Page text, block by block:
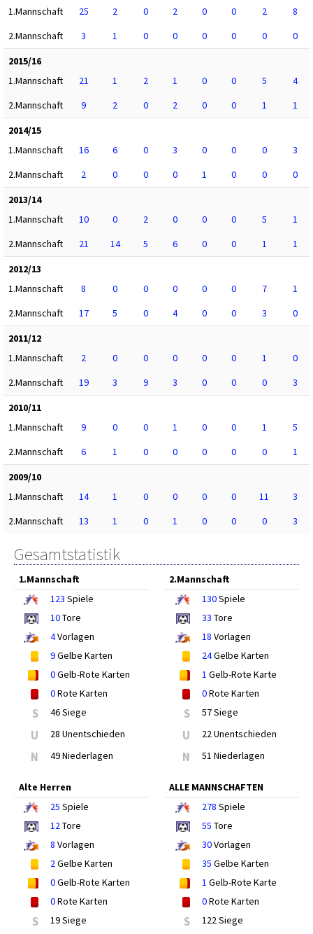
1.Mannschaft
25 2 0 2 0 0 2
8
2.Mannschaft
3 1 0 0 0 0 0
0
2015/16
1.Mannschaft
21 1 2 1 0 0 5
4
2.Mannschaft
9 2 0 2 0 0 1
1
2014/15
1.Mannschaft
16 6 0 3 0 0 0
3
2.Mannschaft
2 0 0 0 1 0 0
0
2013/14
1.Mannschaft
10 0 2 0 0 0 5
1
2.Mannschaft
21 14 5 6 0 0 1
1
2012/13
1.Mannschaft
8 0 0 0 0 0 7
1
2.Mannschaft
17 5 0 4 0 0 3
0
2011/12
1.Mannschaft
2 0 0 0 0 0 1
0
2.Mannschaft
19 3 9 3 0 0 0
3
2010/11
1.Mannschaft
9 0 0 1 0 0 1
5
2.Mannschaft
6 1 0 0 0 0 0
1
2009/10
1.Mannschaft
14 1 0 0 0 0 11
3
2.Mannschaft
13 1 0 1 0 0 0 3
Gesamtstatistik
1.Mannschaft
123 Spiele
10Tore
4Vorlagen
9Gelbe Karten
0Gelb-Rote Karten
0Rote Karten
S 46 Siege
U 28 Unentschieden
N 49 Niederlagen
2.Mannschaft
130Spiele
33 Tore
18 Vorlagen
24Gelbe Karten
1 Gelb-Rote Karte
0Rote Karten
S 57 Siege
U 22 Unentschieden
N 51 Niederlagen
Alte Herren
25 Spiele
12Tore
8 Vorlagen
2Gelbe Karten
0Gelb-Rote Karten
0Rote Karten
S 19 Siege
ALLE MANNSCHAFTEN
278 Spiele
55 Tore
30Vorlagen
35 Gelbe Karten
1 Gelb-Rote Karte
0Rote Karten
S 122 Siege